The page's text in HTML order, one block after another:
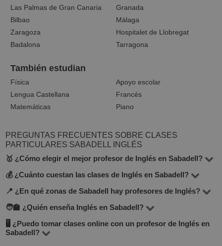
Las Palmas de Gran Canaria
Granada
Bilbao
Málaga
Zaragoza
Hospitalet de Llobregat
Badalona
Tarragona
También estudian
Física
Apoyo escolar
Lengua Castellana
Francés
Matemáticas
Piano
PREGUNTAS FRECUENTES SOBRE CLASES
PARTICULARES SABADELL INGLÉS
🥇 ¿Cómo elegir el mejor profesor de Inglés en Sabadell?
En la plataforma BuscaTuProfesor encontrarás 14
docentes que imparten Inglés en la ciudad de Sabadell.
Te recomendamos comparar el precio por hora,
También puedes buscar profesores que ofrezcan una
💰 ¿Cuánto cuestan las clases de Inglés en Sabadell?
El precio de las clases varía según el nivel, experiencia
del profesor y si son presenciales u online. En promedio,
📍 ¿En qué zonas de Sabadell hay profesores de Inglés?
En BuscaTuProfesor puedes encontrar docentes en la
mayoría de los barrios de Sabadell. También puedes
elegir clases online si buscas mayor flexibilidad. Usa los
🧑‍🏫 ¿Quién enseña Inglés en Sabadell?
Tenemos una comunidad de profesores con formación
académica, experiencia en docencia y excelentes
🖥 ¿Puedo tomar clases online con un profesor de Inglés en
Sabadell?